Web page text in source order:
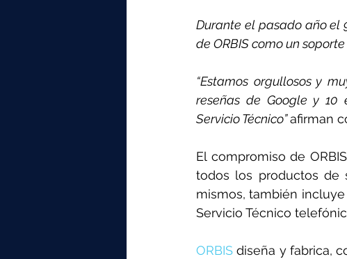
Durante el pasado año el
de ORBIS como un
“Estamos orgullosos y
reseñas de Google y 10
Servicio Técnico” afirman
El compromiso de
todos los productos de
mismos, también
Servicio Técnico
ORBIS diseña y fabrica,